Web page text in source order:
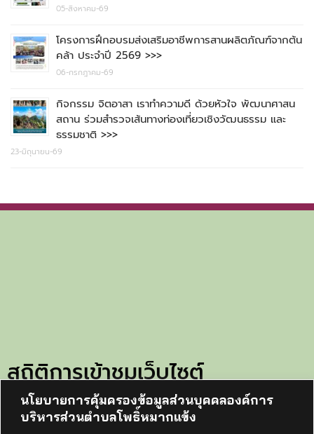
นโยบายการคุ้มครองข้อมูลส่วนบุคคลองค์การ
บริหารส่วนตำบลโพธิ์หมากแข้ง
05-สิงหาคม-69
โครงการฝึกอบรมส่งเสริมอาชีพการสานผลิตภัณฑ์จากต้น
คล้า ประจำปี 2569 >>>
06-กรกฎาคม-69
กิจกรรม จิตอาสา เราทำความดี ด้วยหัวใจ พัฒนาศาสน
สถาน ร่วมสำรวจเส้นทางท่องเที่ยวเชิงวัฒนธรรม และ
ธรรมชาติ >>>
23-มิถุนายน-69
สถิติการเข้าชมเว็บไซต์
105724
ทั้งหมด:
วันนี้: